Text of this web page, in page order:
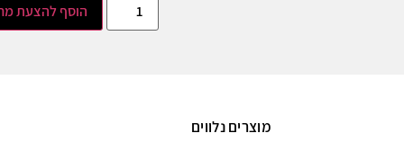
הוסף להצעת
מוצרים נלווים